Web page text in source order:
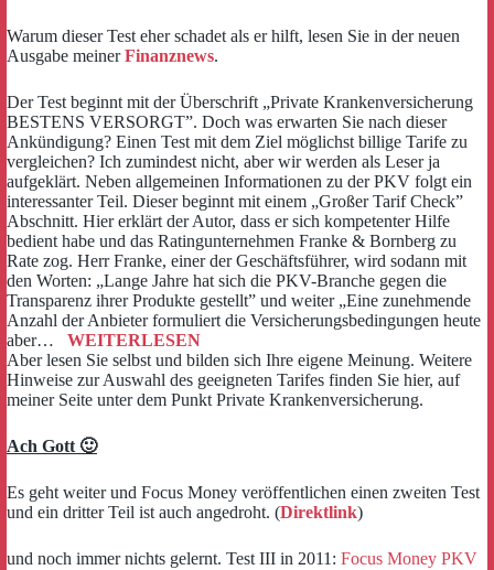
Warum dieser Test eher schadet als er hilft, lesen Sie in der neuen
Ausgabe meinerFinanznews.
Der Test beginnt mit der Überschrift „Private Krankenversicherung
BESTENS VERSORGT”. Doch was erwarten Sie nach dieser
Ankündigung? Einen Test mit dem Ziel möglichst billige Tarife zu
vergleichen? Ich zumindest nicht, aber wir werden als Leser ja
aufgeklärt. Neben allgemeinen Informationen zu der PKV folgt ein
interessanter Teil. Dieser beginnt mit einem „Großer Tarif Check”
Abschnitt. Hier erklärt der Autor, dass er sich kompetenter Hilfe
bedient habe und das Ratingunternehmen Franke & Bornberg zu
Rate zog. Herr Franke, einer der Geschäftsführer, wird sodann mit
den Worten: „Lange Jahre hat sich die PKV-Branche gegen die
Transparenz ihrer Produkte gestellt” und weiter „Eine zunehmende
Anzahl der Anbieter formuliert die Versicherungsbedingungen heute
aber… WEITERLESEN
Aber lesen Sie selbst und bilden sich Ihre eigene Meinung. Weitere
Hinweise zur Auswahl des geeigneten Tarifes finden Sie hier, auf
meiner Seite unter dem Punkt Private Krankenversicherung.
Ach Gott 🙂
Es geht weiter und Focus Money veröffentlichen einen zweiten Test
und ein dritter Teil ist auch angedroht. (Direktlink)
und noch immer nichts gelernt. Test III in 2011: Focus Money PKV